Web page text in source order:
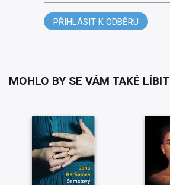
PŘIHLÁSIT K ODBĚRU
MOHLO BY SE VÁM TAKÉ LÍBIT